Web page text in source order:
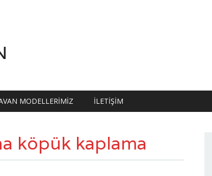
MODELLERIMIZ İLETIŞIM
köpük kaplama